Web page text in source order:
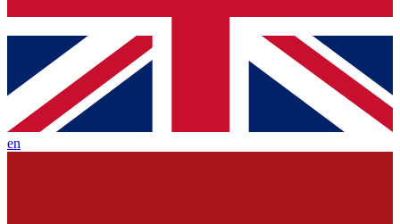
en